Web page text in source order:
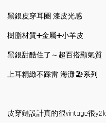
黑銀皮穿耳圈 漆皮光感
樹脂材質➕金屬➕小羊皮
黑銀甜酷住了～超百搭顯氣質
上耳精緻不踩雷 海灘🏖️系列
皮穿鏈設計真的很vintage很y2k